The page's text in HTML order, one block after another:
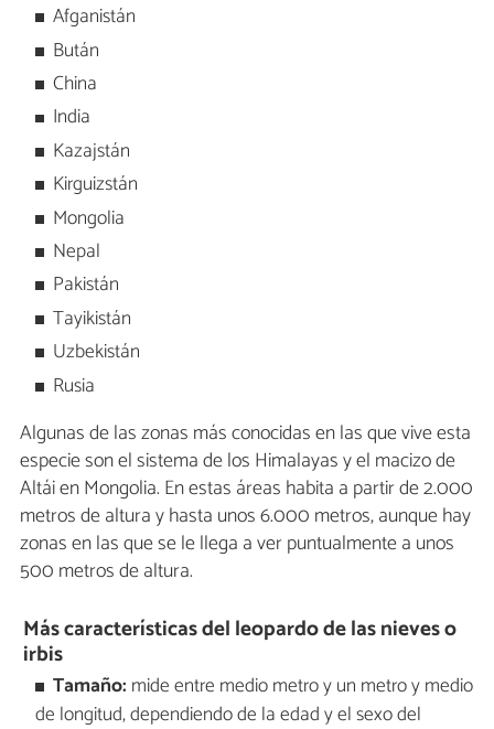
Afganistán
Bután
China
India
Kazajstán
Kirguizstán
Mongolia
Nepal
Pakistán
Tayikistán
Uzbekistán
Rusia
Algunas de las zonas más conocidas en las que vive esta
especie son el sistema de los Himalayas y el macizo de
Altái en Mongolia. En estas áreas habita a partir de 2.000
metros de altura y hasta unos 6.000 metros, aunque hay
zonas en las que se le llega a ver puntualmente a unos
500 metros de altura.
Más características del leopardo de las nieves o
irbis
Tamaño: mide entre medio metro y un metro y medio
de longitud, dependiendo de la edad y el sexo del